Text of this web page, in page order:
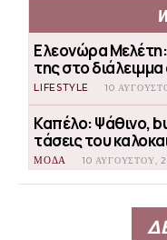
Ελεονώρα Μελέτη:
της στο
LIFESTYLE 10
Καπέλο: Ψάθινο,
τάσεις του
ΜΟΔΑ 10 ΑΥΓΟΎΣΤΟΥ,